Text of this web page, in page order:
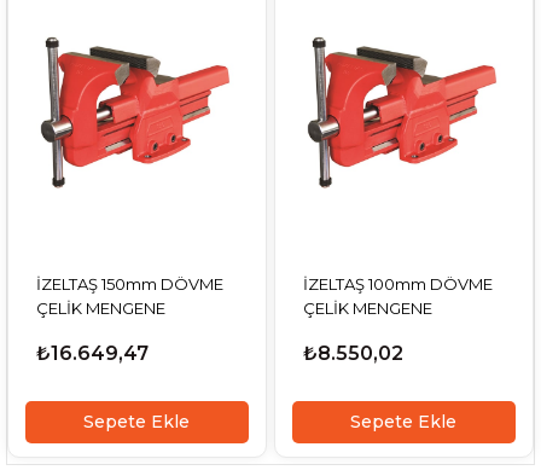
İZELTAŞ 150mm DÖVME
ÇELİK MENGENE
₺16.649,47
Sepete Ekle
İZELTAŞ 100mm DÖVME
ÇELİK MENGENE
₺8.550,02
Sepete Ekle